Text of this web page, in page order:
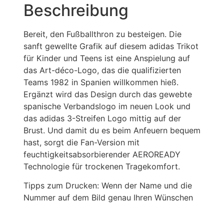
Beschreibung
Bereit, den Fußballthron zu besteigen. Die
sanft gewellte Grafik auf diesem adidas Trikot
für Kinder und Teens ist eine Anspielung auf
das Art-déco-Logo, das die qualifizierten
Teams 1982 in Spanien willkommen hieß.
Ergänzt wird das Design durch das gewebte
spanische Verbandslogo im neuen Look und
das adidas 3-Streifen Logo mittig auf der
Brust. Und damit du es beim Anfeuern bequem
hast, sorgt die Fan-Version mit
feuchtigkeitsabsorbierender AEROREADY
Technologie für trockenen Tragekomfort.
Tipps zum Drucken: Wenn der Name und die
Nummer auf dem Bild genau Ihren Wünschen